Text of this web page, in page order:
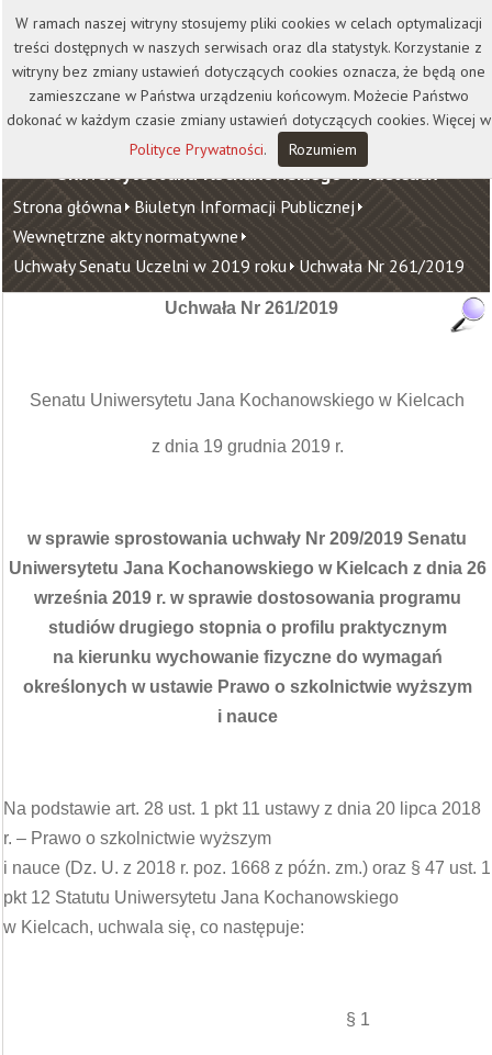
Kontakt Biblioteka
Wydawnictwo
Wirtualna Uczelnia
Uniwersytet Jana Kochanowskiego w Kielcach
Strona główna Biuletyn Informacji Publicznej
Wewnętrzne akty normatywne
Uchwały Senatu Uczelni w 2019 roku Uchwała Nr 261/2019
Uchwała Nr 261/2019
Senatu Uniwersytetu Jana Kochanowskiego w Kielcach
z dnia 19 grudnia 2019 r.
w sprawie sprostowania uchwały Nr 209/2019 Senatu
Uniwersytetu Jana Kochanowskiego w Kielcach z dnia 26
września 2019 r. w sprawie dostosowania programu
studiów drugiego stopnia o profilu praktycznym
na kierunku wychowanie fizyczne do wymagań
określonych w ustawie Prawo o szkolnictwie wyższym
i nauce
Na podstawie art. 28 ust. 1 pkt 11 ustawy z dnia 20 lipca 2018
r. – Prawo o szkolnictwie wyższym
i nauce (Dz. U. z 2018 r. poz. 1668 z późn. zm.) oraz § 47 ust. 1
pkt 12 Statutu Uniwersytetu Jana Kochanowskiego
w Kielcach, uchwala się, co następuje:
§ 1
W ramach naszej witryny stosujemy pliki cookies w celach optymalizacji
treści dostępnych w naszych serwisach oraz dla statystyk. Korzystanie z
witryny bez zmiany ustawień dotyczących cookies oznacza, że będą one
zamieszczane w Państwa urządzeniu końcowym. Możecie Państwo
dokonać w każdym czasie zmiany ustawień dotyczących cookies. Więcej w
Polityce Prywatności. Rozumiem